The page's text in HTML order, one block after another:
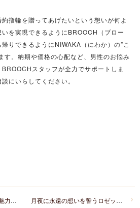
指輪を贈ってあげたいという想いが何よ
を実現できるようにBROOCH（ブロー
りできるようにNIWAKA（にわか）の”こ
す。納期や価格の心配など、男性のお悩み
スタッフが全力でサポートしま
にいらしてください。
月夜に永遠の想いを誓うロゼットのセットリング
ウアー